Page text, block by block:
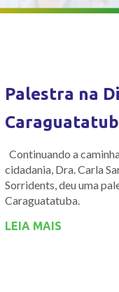
Palestra na
Continuando a
cidadania, Dra. Carla
Sorridents, deu uma
Caraguatatuba.
LEIA MAIS